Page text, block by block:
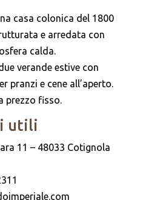
casa colonica del 1800
e arredata con
calda.
verande estive con
pranzi e cene all’aperto.
prezzo fisso.
utili
11 – 48033 Cotignola